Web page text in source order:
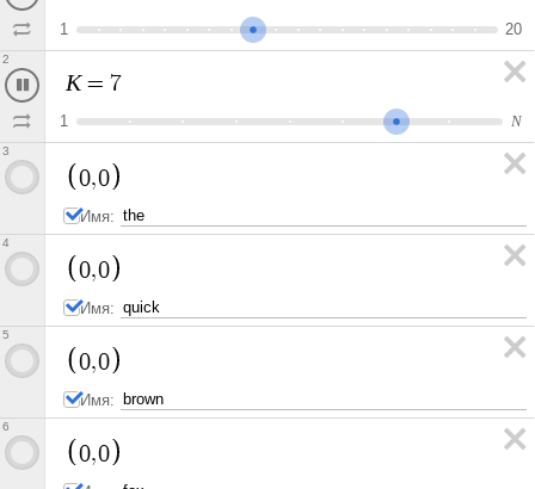
1 20
K = 7
1 N
2
0,0
Имя:
3
0,0
Имя:
4
0,0
Имя:
5
0,0
6